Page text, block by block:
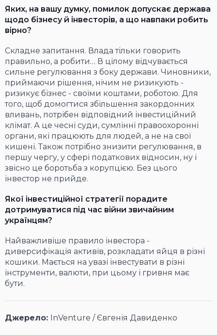
Яких, на вашу думку, помилок допускає держава
щодо бізнесу й інвесторів, а що навпаки робить
вірно?
Складне запитання. Влада тільки говорить
правильно, а робити… В цілому відчувається
сильне регулювання з боку держави. Чиновники,
приймаючи рішення, нічим не ризикують -
ризикує бізнес - своїми коштами, роботою. Для
того, щоб домогтися збільшення закордонних
вливань, потрібен відповідний інвестиційний
клімат. А це чесні суди, сумлінні правоохоронні
органи, які працюють для людей, а не на свої
кишені. Також потрібно знизити регулювання, в
першу чергу, у сфері податкових відносин, ну і
звісно це боротьба з корупцією. Без цього
інвестор не прийде.
Якої інвестиційної стратегії порадите
дотримуватися під час війни звичайним
українцям?
Найважливіше правило інвестора -
диверсифікація активів, розкладати яйця в різні
кошики. Мається на увазі інвестувати в різні
інструменти, валюти, при цьому і гривня має
бути.
Джерело: InVenture / Євгенія Давиденко